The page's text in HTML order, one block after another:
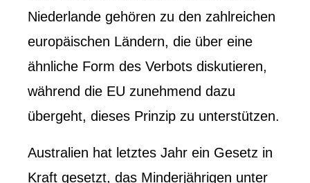
Niederlande gehören zu den zahlreichen
europäischen Ländern, die über eine
ähnliche Form des Verbots diskutieren,
während die EU zunehmend dazu
übergeht, dieses Prinzip zu unterstützen.
Australien hat letztes Jahr ein Gesetz in
Kraft gesetzt, das Minderjährigen unter